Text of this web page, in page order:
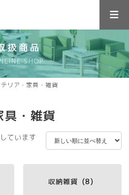
扱商品
SHOP
リア・家具・雑貨
具・雑貨
ています
収納雑貨 (8)